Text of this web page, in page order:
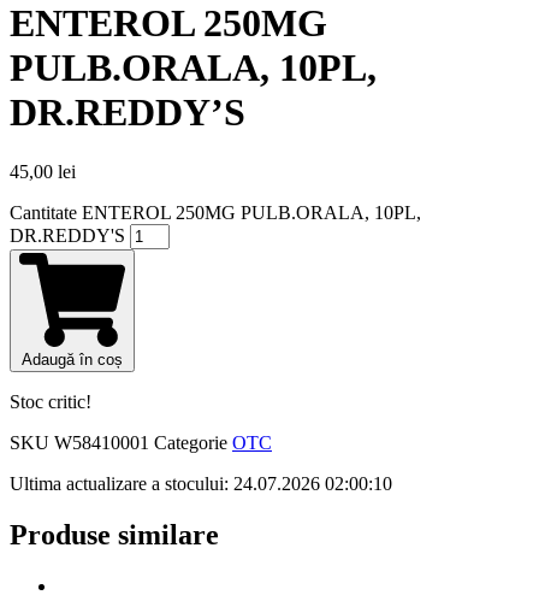
ENTEROL 250MG
PULB.ORALA, 10PL,
DR.REDDY’S
45,00 lei
Cantitate ENTEROL 250MG PULB.ORALA, 10PL,
DR.REDDY'S
Adaugă în coș
Stoc critic!
SKU W58410001 Categorie OTC
Ultima actualizare a stocului: 24.07.2026 02:00:10
Produse similare